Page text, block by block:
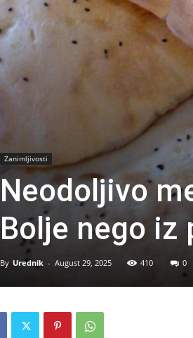
Zanimljivosti
Neodoljivo
Bolje nego iz
By Urednik - August 29, 2025 410 0